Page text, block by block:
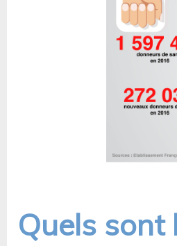
Quels